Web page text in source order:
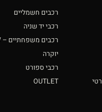
רכבים חשמליים
רכבי יד שניה
רכבים משפחתיים – SUV
יוקרה
רכבי ספורט
OUTLET